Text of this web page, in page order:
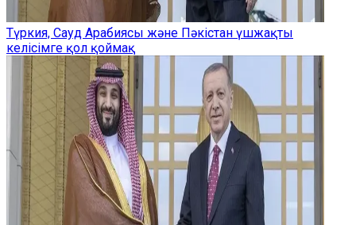
Түркия, Сауд Арабиясы және Пәкістан үшжақты
келісімге қол қоймақ